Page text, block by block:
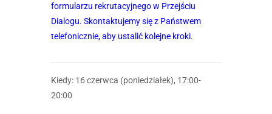
formularzu rekrutacyjnego w Przejściu
Dialogu. Skontaktujemy się z Państwem
telefonicznie, aby ustalić kolejne kroki.
Kiedy: 16 czerwca (poniedziałek), 17:00-
20:00